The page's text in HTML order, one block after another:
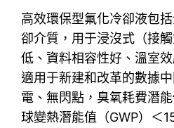
高效環保型氟化冷卻液包
卻介質，用于浸沒式（接
低、資料相容性好、溫室
適用于新建和改革的數據
電、無閃點，臭氧耗費潛
球變熱潛能值（GWP）＜